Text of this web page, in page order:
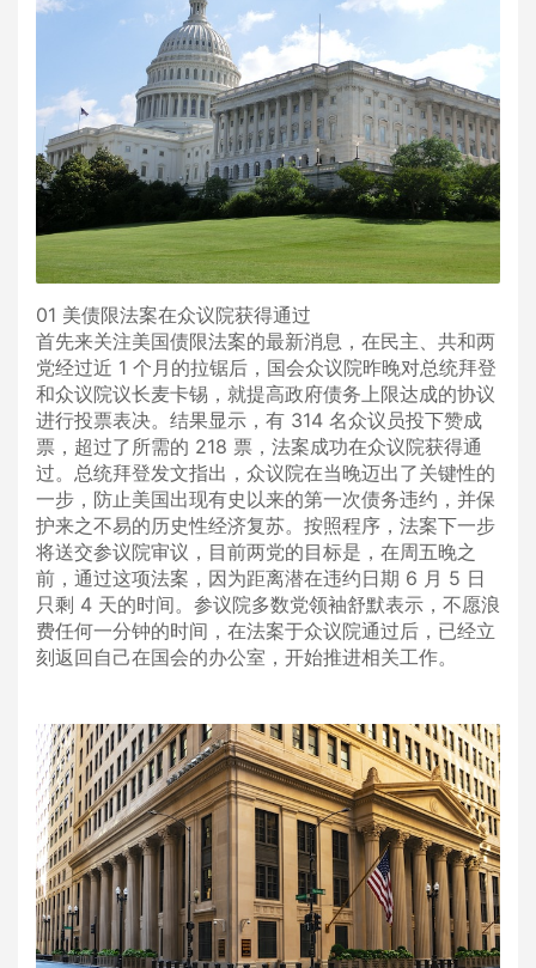
01 美债限法案在众议院获得通过
首先来关注美国债限法案的最新消息，在民主、共和两
党经过近 1 个月的拉锯后，国会众议院昨晚对总统拜登
和众议院议长麦卡锡，就提高政府债务上限达成的协议
进行投票表决。结果显示，有 314 名众议员投下赞成
票，超过了所需的 218 票，法案成功在众议院获得通
过。总统拜登发文指出，众议院在当晚迈出了关键性的
一步，防止美国出现有史以来的第一次债务违约，并保
护来之不易的历史性经济复苏。按照程序，法案下一步
将送交参议院审议，目前两党的目标是，在周五晚之
前，通过这项法案，因为距离潜在违约日期 6 月 5 日
只剩 4 天的时间。参议院多数党领袖舒默表示，不愿浪
费任何一分钟的时间，在法案于众议院通过后，已经立
刻返回自己在国会的办公室，开始推进相关工作。